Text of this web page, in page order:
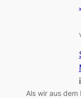
Als wir aus